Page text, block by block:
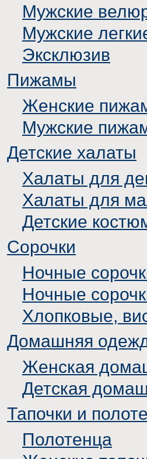
Мужские
Мужские
Эксклюзив
Пижамы
Женские
Мужские
Детские халаты
Халаты для
Халаты для
Детские
Сорочки
Ночные
Ночные
Хлопковые,
Домашняя
Женская
Детская
Тапочки и
Полотенца